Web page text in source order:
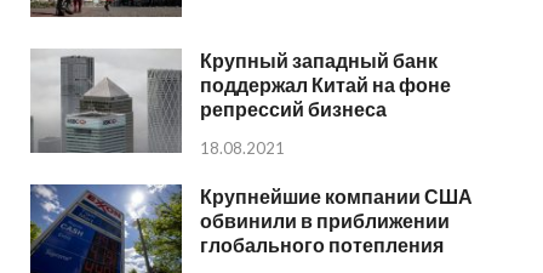
Крупный западный банк
поддержал Китай на фоне
репрессий бизнеса
18.08.2021
Крупнейшие компании США
обвинили в приближении
глобального потепления